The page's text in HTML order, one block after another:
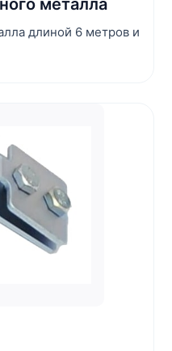
длиной 6 метров и